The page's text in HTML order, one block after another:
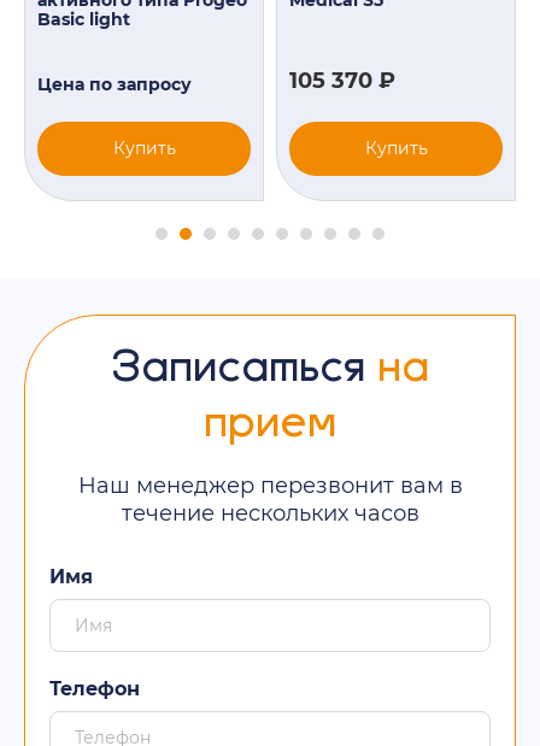
Basic light
Цена по запросу
Купить
105 370 ₽
Купить
Записаться на
прием
Наш менеджер перезвонит вам в
течение нескольких часов
Имя
Телефон